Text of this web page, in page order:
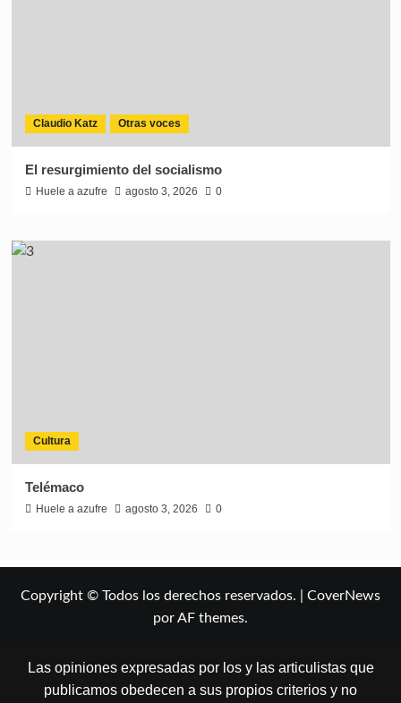
Claudio Katz Otras voces
El resurgimiento del socialismo
Huele a azufre agosto 3, 2026 0
Cultura
Telémaco
Huele a azufre agosto 3, 2026 0
Copyright © Todos los derechos reservados.
CoverNews
por AF themes.
Las opiniones expresadas por los y las articulistas que
publicamos obedecen a sus propios criterios y no